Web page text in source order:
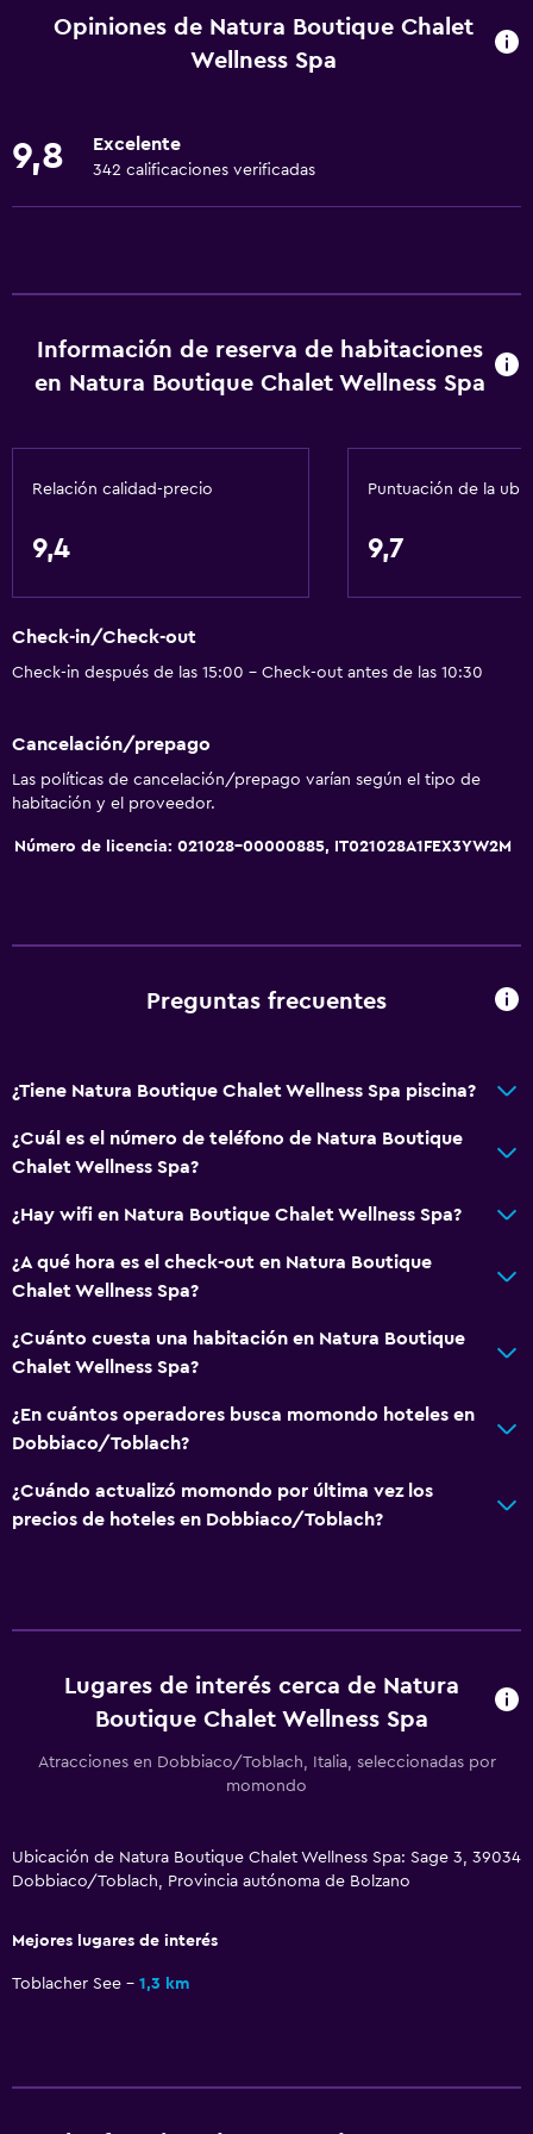
Vista al jardín
Piso de parquet o madera noble
Vista a la montaña
Bodega de esquí
Sofá
Habitaciones insonorizadas
Servicios básicos
Wifi disponible en todas las instalaciones
Artículos de aseo gratis
Ropa de cama
Toallas
Acondicionador
Copas
Tetera eléctrica
Utensilios de cocina
Cocina
Cocineta
Horno
Cocina
Tetera/cafetera
Nevera
Cafetera
Comedor
Baño privado
Bidé
Aseo
Accesibilidad y adecuación
Opiniones de Natura Boutique Chalet
Wellness Spa
9,8 Excelente
342 calificaciones verificadas
Información de reserva de habitaciones
en Natura Boutique Chalet Wellness Spa
Relación calidad-precio
9,4
Puntuación de la
9,7
Check-in/Check-out
Check-in después de las 15:00 - Check-out antes de las 10:30
Cancelación/prepago
Las políticas de cancelación/prepago varían según el tipo de
habitación y el proveedor.
Número de licencia: 021028-00000885, IT021028A1FEX3YW2M
Preguntas frecuentes
¿Tiene Natura Boutique Chalet Wellness Spa piscina?
¿Cuál es el número de teléfono de Natura Boutique
Chalet Wellness Spa?
¿Hay wifi en Natura Boutique Chalet Wellness Spa?
¿A qué hora es el check-out en Natura Boutique
Chalet Wellness Spa?
¿Cuánto cuesta una habitación en Natura Boutique
Chalet Wellness Spa?
¿En cuántos operadores busca momondo hoteles en
Dobbiaco/Toblach?
¿Cuándo actualizó momondo por última vez los
precios de hoteles en Dobbiaco/Toblach?
Lugares de interés cerca de Natura
Boutique Chalet Wellness Spa
Atracciones en Dobbiaco/Toblach, Italia, seleccionadas por
momondo
Ubicación de Natura Boutique Chalet Wellness Spa: Sage 3, 39034
Dobbiaco/Toblach, Provincia autónoma de Bolzano
Mejores lugares de interés
Toblacher See 1,3 km